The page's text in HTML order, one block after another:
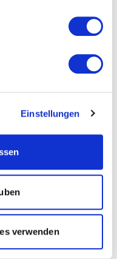
Einstellungen
verwenden